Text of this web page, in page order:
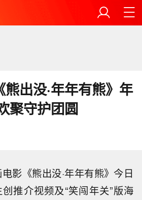
出没·年年有熊》年
强欢聚守护团圆
影《熊出没·年年有熊》今日
推介视频及“笑闯年关”版海